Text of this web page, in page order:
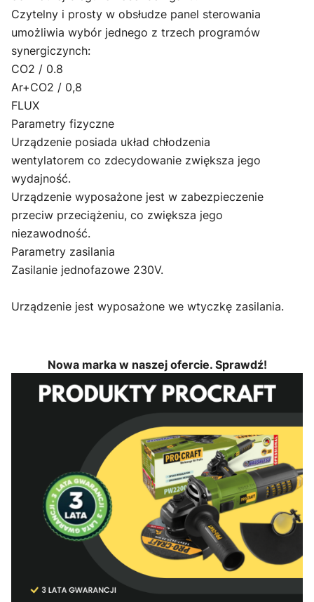
Czytelny i prosty w obsłudze panel sterowania
umożliwia wybór jednego z trzech programów
synergiczynch:
CO2 / 0.8
Ar+CO2 / 0,8
FLUX
Parametry fizyczne
Urządzenie posiada układ chłodzenia
wentylatorem co zdecydowanie zwiększa jego
wydajność.
Urządzenie wyposażone jest w zabezpieczenie
przeciw przeciążeniu, co zwiększa jego
niezawodność.
Parametry zasilania
Zasilanie jednofazowe 230V.
Urządzenie jest wyposażone we wtyczkę zasilania.
Nowa marka w naszej ofercie. Sprawdź!